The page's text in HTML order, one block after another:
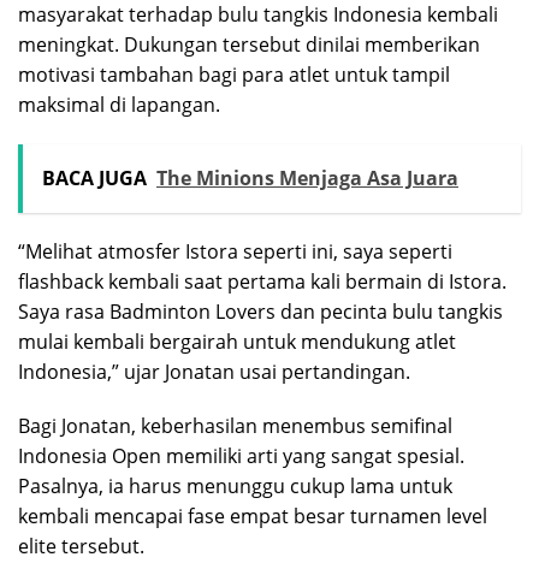
masyarakat terhadap bulu tangkis Indonesia kembali
meningkat. Dukungan tersebut dinilai memberikan
motivasi tambahan bagi para atlet untuk tampil
maksimal di lapangan.
BACA JUGA The Minions Menjaga Asa Juara
“Melihat atmosfer Istora seperti ini, saya seperti
flashback kembali saat pertama kali bermain di Istora.
Saya rasa Badminton Lovers dan pecinta bulu tangkis
mulai kembali bergairah untuk mendukung atlet
Indonesia,” ujar Jonatan usai pertandingan.
Bagi Jonatan, keberhasilan menembus semifinal
Indonesia Open memiliki arti yang sangat spesial.
Pasalnya, ia harus menunggu cukup lama untuk
kembali mencapai fase empat besar turnamen level
elite tersebut.